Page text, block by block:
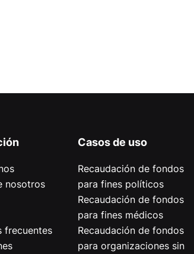
nosotros
frecuentes
Casos de uso
Recaudación de fondos
para fines políticos
Recaudación de fondos
para fines médicos
Recaudación de fondos
para organizaciones sin